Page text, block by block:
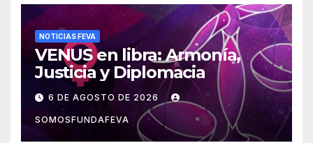
NOTICIAS FEVA
VENUS en libra: Armonía,
Justicia y Diplomacia
6 DE AGOSTO DE 2026
SOMOSFUNDAFEVA